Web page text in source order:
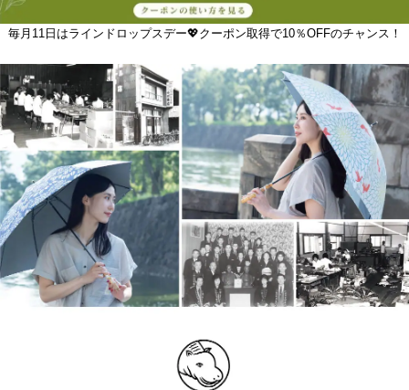
毎月11日はラインドロップスデー💖クーポン取得で10％OFFのチャンス！